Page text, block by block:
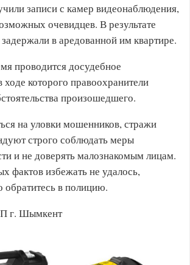
записи с камер видеонаблюдения,
очевидцев. В результате
в аредованной им квартире.
проводится досудебное
ходе которого правоохранители
произошедшего.
на уловки мошенников, стражи
строго соблюдать меры
и не доверять малознакомым лицам.
фактов избежать не удалось,
обратитесь в полицию.
г. Шымкент